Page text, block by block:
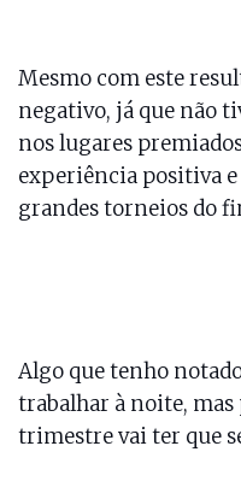
Mesmo com este
negativo, já que não
nos lugares
experiência positiva e
grandes torneios do
Algo que tenho
trabalhar à noite,
trimestre vai ter que